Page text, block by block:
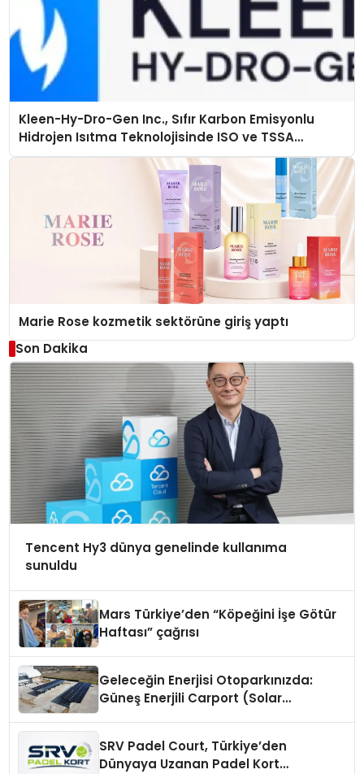
Kleen-Hy-Dro-Gen Inc., Sıfır Karbon Emisyonlu
Hidrojen Isıtma Teknolojisinde ISO ve TSSA
Düzenleyici Onaylarını Aldı
Marie Rose kozmetik sektörüne giriş yaptı
Son Dakika
Tencent Hy3 dünya genelinde kullanıma
sunuldu
Mars Türkiye’den “Köpeğini İşe Götür
Haftası” çağrısı
Geleceğin Enerjisi Otoparkınızda:
Güneş Enerjili Carport (Solar
SRV Padel Court, Türkiye’den
Dünyaya Uzanan Padel Kort